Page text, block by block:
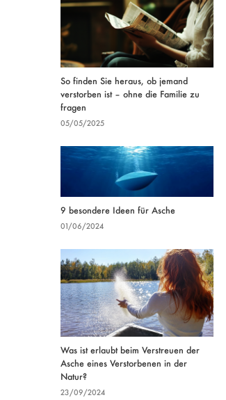
So finden Sie heraus, ob jemand
verstorben ist – ohne die Familie zu
fragen
05/05/2025
9 besondere Ideen für Asche
01/06/2024
Was ist erlaubt beim Verstreuen der
Asche eines Verstorbenen in der
Natur?
23/09/2024